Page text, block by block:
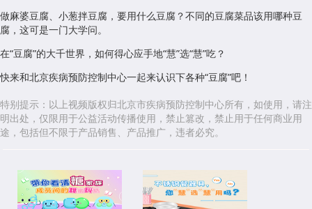
做麻婆豆腐、小葱拌豆腐，要用什么豆腐？不同的豆腐菜品该用哪种豆
腐，这可是一门大学问。
在“豆腐”的大千世界，如何得心应手地“慧”选“慧”吃？
快来和北京疾病预防控制中心一起来认识下各种“豆腐”吧！
特别提示：以上视频版权归北京市疾病预防控制中心所有，如使用，请注
明出处，仅限用于公益活动传播使用，禁止篡改，禁止用于任何商业用
途，包括但不限于产品销售、产品推广，违者必究。